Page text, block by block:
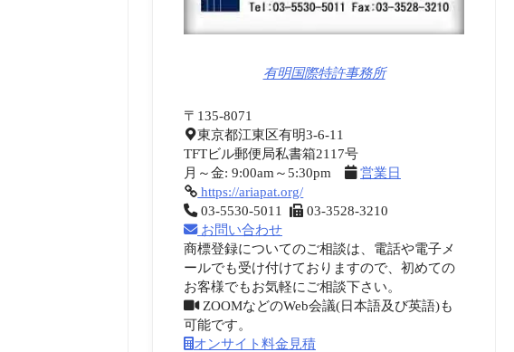
有明国際特許事務所
〒135-8071
東京都江東区有明3-6-11
TFTビル郵便局私書箱2117号
月～金: 9:00am～5:30pm
営業日
https://ariapat.org/
03-5530-5011
03-3528-3210
お問い合わせ
商標登録についてのご相談は、電話や電子メ
ールでも受け付けておりますので、初めての
お客様でもお気軽にご相談下さい。
ZOOMなどのWeb会議(日本語及び英語)も
可能です。
オンサイト料金見積